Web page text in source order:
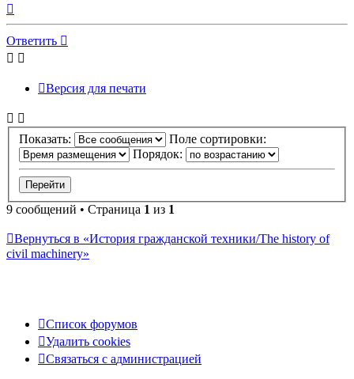
началу
Ответить
Ответить
Версия для печати
Показать:
Поле сортировки:
Порядок:
9 сообщений • Страница 1 из 1
Вернуться в «История гражданской техники/The history of
civil machinery»
Список форумов
Удалить cookies
Связаться
Связаться с администрацией